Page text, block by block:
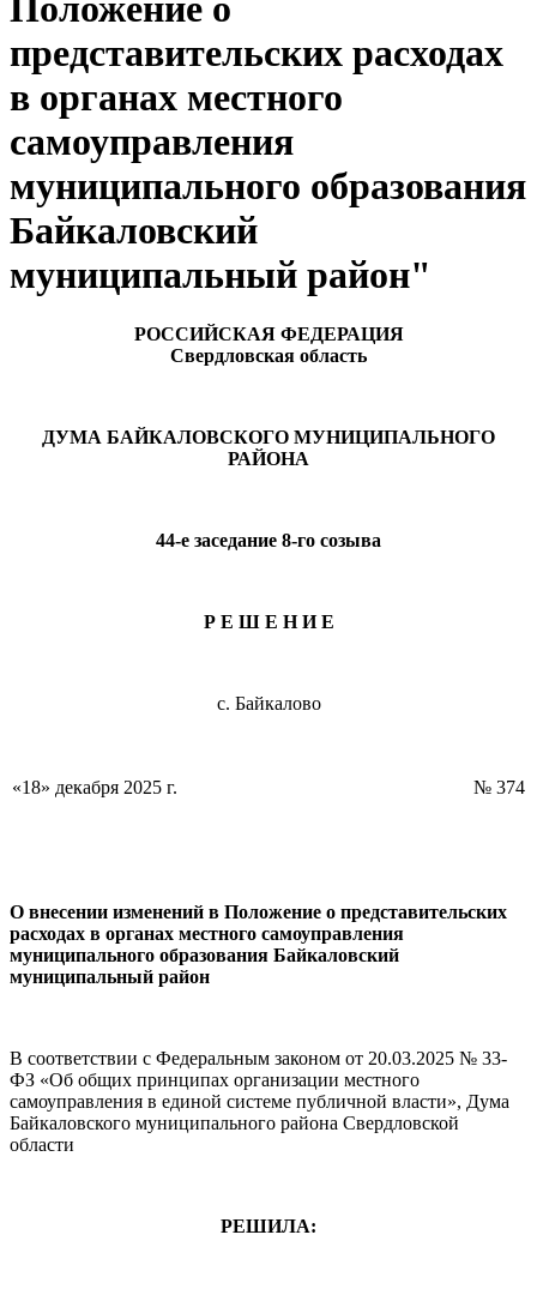
Положение о
представительских расходах
в органах местного
самоуправления
муниципального образования
Байкаловский
муниципальный район"
РОССИЙСКАЯ ФЕДЕРАЦИЯ
Свердловская область
ДУМА БАЙКАЛОВСКОГО МУНИЦИПАЛЬНОГО
РАЙОНА
44-е заседание 8-го созыва
Р Е Ш Е Н И Е
с. Байкалово
«18» декабря 2025 г. № 374
О внесении изменений в Положение о представительских
расходах в органах местного самоуправления
муниципального образования Байкаловский
муниципальный район
В соответствии с Федеральным законом от 20.03.2025 № 33-
ФЗ «Об общих принципах организации местного
самоуправления в единой системе публичной власти», Дума
Байкаловского муниципального района Свердловской
области
РЕШИЛА: